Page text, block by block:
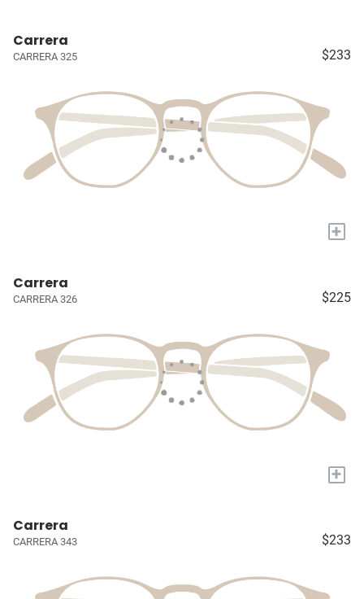
Carrera
CARRERA 325 $233
+
Carrera
CARRERA 326 $225
+
Carrera
CARRERA 343 $233